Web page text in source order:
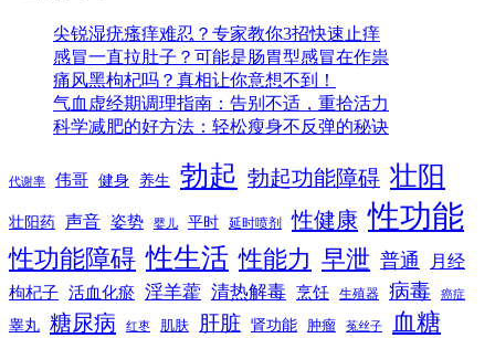
尖锐湿疣瘙痒难忍？专家教你3招快速止痒
感冒一直拉肚子？可能是肠胃型感冒在作祟
痛风黑枸杞吗？真相让你意想不到！
气血虚经期调理指南：告别不适，重拾活力
科学减肥的好方法：轻松瘦身不反弹的秘诀
代谢率 伟哥 健身 养生 勃起 勃起功能障碍 壮阳
壮阳药 声音 姿势 婴儿 平时 延时喷剂 性健康 性功能
性功能障碍 性生活 性能力 早泄 普通 月经
枸杞子 活血化瘀 淫羊藿 清热解毒 烹饪 生殖器 病毒 癌症
睾丸 糖尿病 红枣 肌肤 肝脏 肾功能 肿瘤 菟丝子 血糖